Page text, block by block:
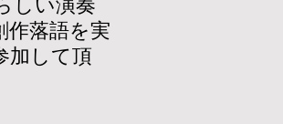
作落語を実
加して頂